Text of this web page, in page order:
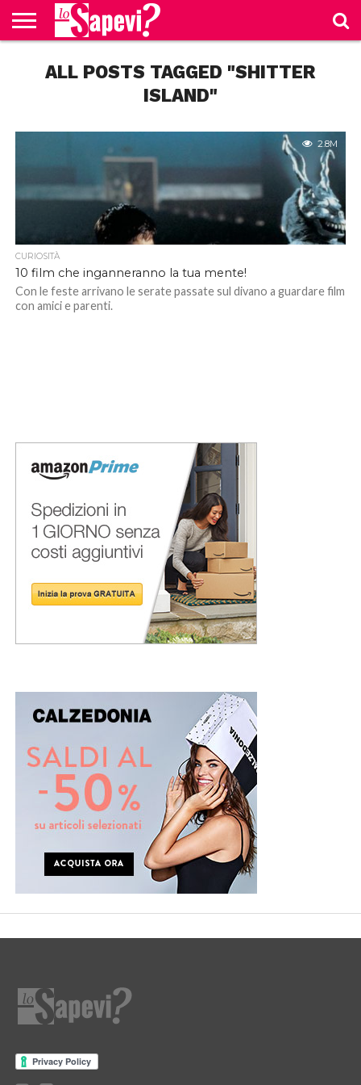
BENESSERE
GOSSIP
PRODOTTI
AMAZON
NEWS
CASA E
CUCINA
ALL POSTS TAGGED "SHITTER
ISLAND"
2.8M
CURIOSITÀ
10 film che inganneranno la tua mente!
Con le feste arrivano le serate passate sul divano a guardare film
con amici e parenti.